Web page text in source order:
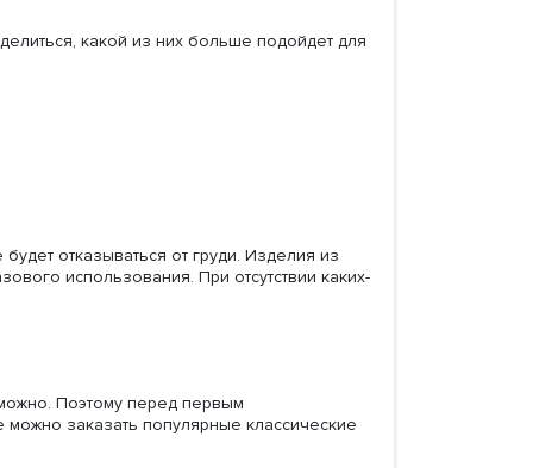
какой из них больше подойдет для
отказываться от груди. Изделия из
использования. При отсутствии каких-
Поэтому перед первым
заказать популярные классические